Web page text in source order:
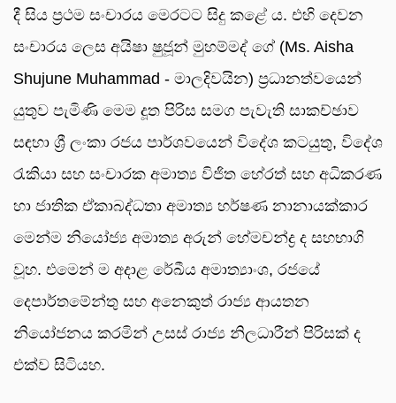
දී සිය ප්‍රථම සංචාරය මෙරටට සිදු කළේ ය. එහි දෙවන
සංචාරය ලෙස අයිෂා ෂුජූන් මුහම්මද් ගේ (Ms. Aisha
Shujune Muhammad - මාලදිවයින) ප්‍රධානත්වයෙන්
යුතුව පැමිණි මෙම දූත පිරිස සමග පැවැති සාකච්ඡාව
සඳහා ශ්‍රී ලංකා රජය පාර්ශවයෙන් විදේශ කටයුතු, විදේශ
රැකියා සහ සංචාරක අමාත්‍ය විජිත හේරත් සහ අධිකරණ
හා ජාතික ඒකාබද්ධතා අමාත්‍ය හර්ෂණ නානායක්කාර
මෙන්ම නියෝජ්‍ය අමාත්‍ය අරුන් හේමචන්ද්‍ර ද සහභාගි
වූහ. එමෙන් ම අදාළ රේඛීය අමාත්‍යාංශ, රජයේ
දෙපාර්තමේන්තු සහ අනෙකුත් රාජ්‍ය ආයතන
නියෝජනය කරමින් උසස් රාජ්‍ය නිලධාරීන් පිරිසක් ද
එක්ව සිටියහ.